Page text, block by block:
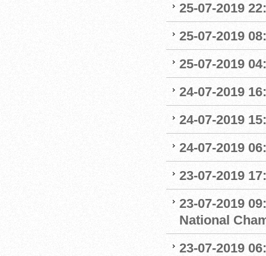
25-07-2019
25-07-2019
25-07-2019
24-07-2019
24-07-2019
24-07-2019
23-07-2019
23-07-2019
National
23-07-2019